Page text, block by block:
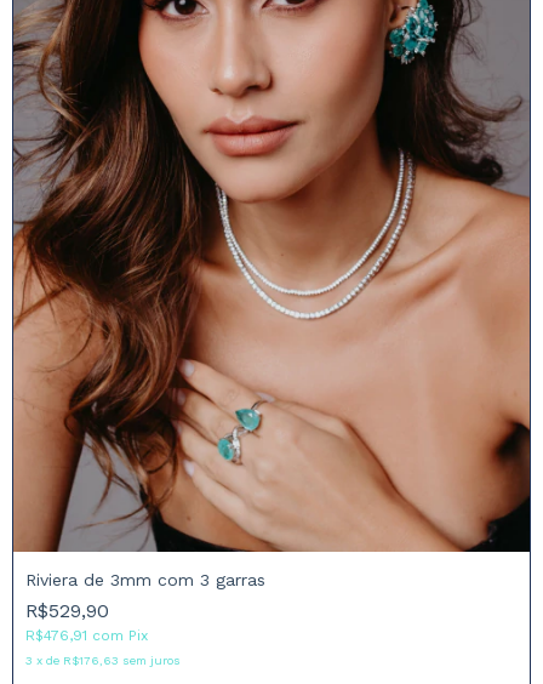
Riviera de 3mm com 3 garras
R$529,90
R$476,91 com Pix
3 x de R$176,63 sem juros